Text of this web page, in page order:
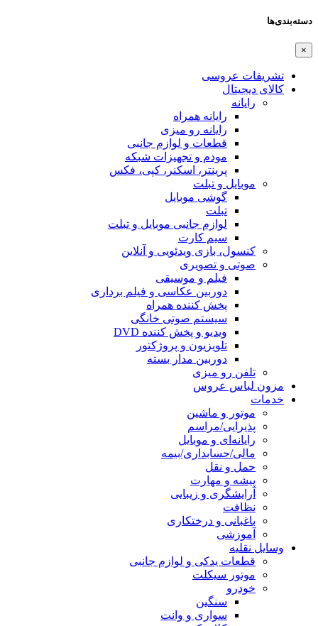
دسته‌بندی‌ها
×
تشریفات عروسی
کالای دیجیتال
رایانه
رایانه همراه
رایانه رو میزی
قطعات و لوازم جانبی
مودم و تجهیزات شبکه
پرینتر، اسکنر، کپی، فکس
موبایل و تبلت
گوشی موبایل
تبلت
لوازم جانبی موبایل و تبلت
سیم کارت
کنسول، بازی‌ ویدئویی و آنلاین
صوتی و تصویری
فیلم و موسیقی
دوربین عکاسی و فیلم برداری
پخش کننده همراه
سیستم صوتی خانگی
ویدیو و پخش کننده DVD
تلویزیون و پروژکتور
دوربین مدار بسته
تلفن رو میزی
مزون لباس عروس
خدمات
موتور و ماشین
پذیرایی/مراسم
رایانه‌ای و موبایل
مالی/حسابداری/بیمه
حمل و نقل
پیشه و مهارت
آرایشگری و زیبایی
نظافت
باغبانی و درختکاری
آموزشی
وسایل نقلیه
قطعات یدکی و لوازم جانبی
موتور سیکلت
خودرو
سنگین
سواری و وانت